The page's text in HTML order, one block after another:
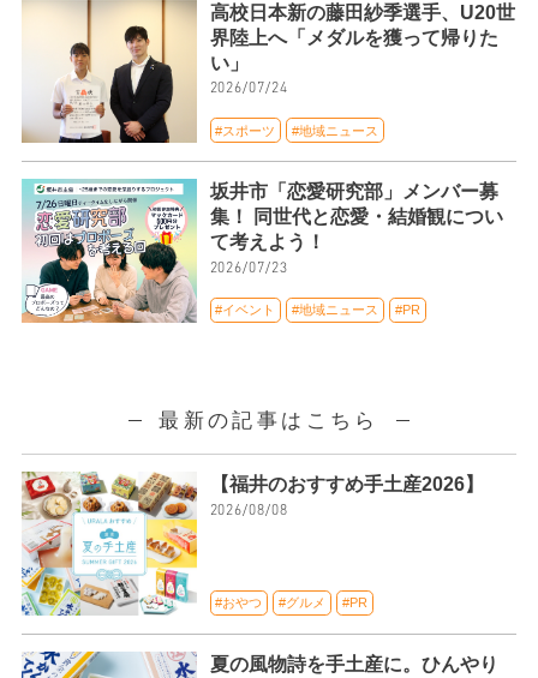
高校日本新の藤田紗季選手、U20世
界陸上へ「メダルを獲って帰りた
い」
2026/07/24
#スポーツ #地域ニュース
坂井市「恋愛研究部」メンバー募
集！ 同世代と恋愛・結婚観につい
て考えよう！
2026/07/23
#イベント #地域ニュース #PR
最新の記事はこちら
【福井のおすすめ手土産2026】
2026/08/08
#おやつ #グルメ #PR
夏の風物詩を手土産に。ひんやり